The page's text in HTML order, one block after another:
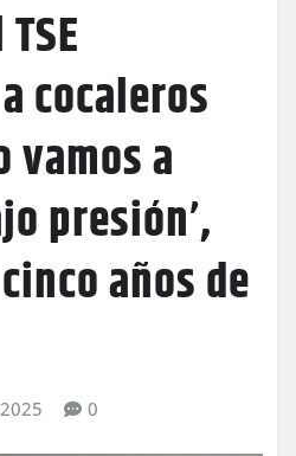
cocaleros
vamos a
presión’,
años de
0